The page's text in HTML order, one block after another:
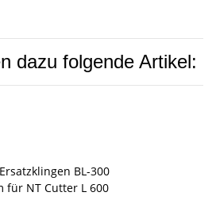
dazu folgende Artikel: